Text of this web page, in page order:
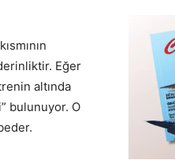
Eğer
altında
bulunuyor. O